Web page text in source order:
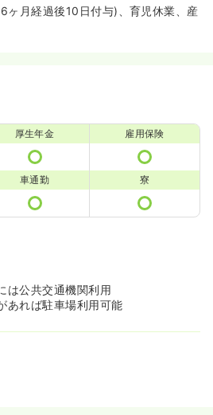
ヶ月経過後10日付与)、育児休業、産
厚生年金 雇用保険
車通勤 寮
は公共交通機関利用
あれば駐車場利用可能